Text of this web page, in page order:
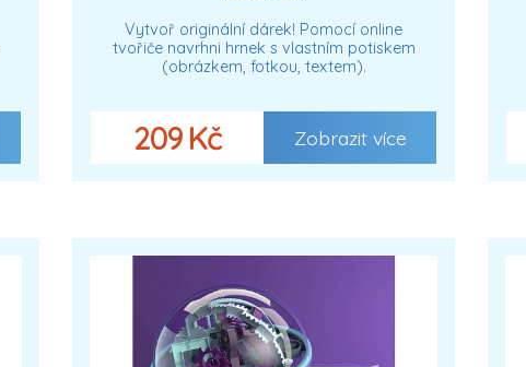
Vytvoř originální dárek! Pomocí online
tvořiče navrhni hrnek s vlastním potiskem
(obrázkem, fotkou, textem).
209 Kč Zobrazit více